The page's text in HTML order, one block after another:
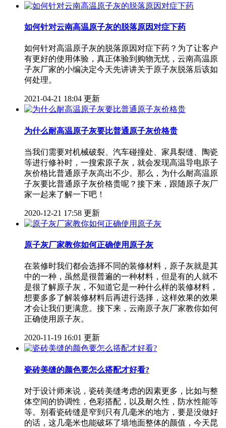
如何针对云南高温原子灰的脱落原因对症下药
如何针对高温原子灰的脱落原因对症下药？为了让客户
有更好的使用体验，真正体验到购物无忧，云南高温原
子灰厂家的小编决定今天先讲讲关于原子灰脱落后该如
何处理。
2021-04-21 18:04 更新
为什么耐高温原子灰要比普通原子灰价格贵
当我们需要对机械破裂、汽车碰撞处、家具裂缝、陶瓷
等进行修补时，一搜索原子灰，就会发现高温导电原子
灰价格比普通原子灰高出不少。那么，为什么耐高温原
子灰要比普通原子灰价格贵呢？接下来，跟随原子灰厂
家一起来了解一下吧！
2020-12-21 17:58 更新
原子灰厂家教你如何正确使用原子灰
在装修时我们都会选择不同的装修材料，原子灰就是其
中的一种，虽然是很普遍的一种材料，但是有的人就不
是很了解原子灰，不知道它是一种什么样的装修材料，
想要多多了解装修材料后再进行选择，这样效果的效果
才会让我们更满意。接下来，云南原子灰厂家教你如何
正确使用原子灰。
2020-11-19 16:01 更新
瓷砖美缝的颜色要怎么搭配才好看?
对于设计师来说，瓷砖美缝考虑的因素更多，比如与整
体空间的协调性，色彩搭配，以及耐久性，防水性能等
等。别看瓷砖缝是窄到只有几毫米的地方，要是没做好
的话，这几毫米也能破坏了墙地面整体的颜值，今天昆